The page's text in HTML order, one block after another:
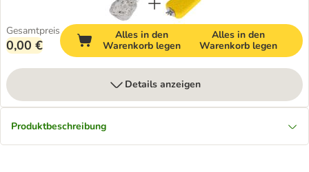
Gesamtpreis
0,00 €
Alles in den
Warenkorb legen
Alles in den
Warenkorb legen
Details anzeigen
Produktbeschreibung